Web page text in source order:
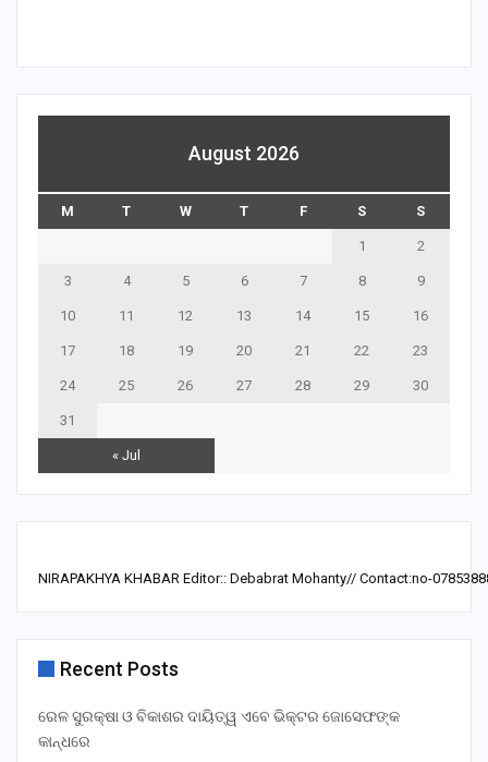
August 2026
M T W T F S S
« Jul
1 2
3 4 5 6 7 8 9
10 11 12 13 14 15 16
17 18 19 20 21 22 23
24 25 26 27 28 29 30
31
NIRAPAKHYA KHABAR Editor:: Debabrat Mohanty// Contact:no-
Recent Posts
ରେଳ ସୁରକ୍ଷା ଓ ବିକାଶର ଦାୟିତ୍ୱ ଏବେ ଭିକ୍ଟର ଜୋସେଫଙ୍କ
କାନ୍ଧରେ